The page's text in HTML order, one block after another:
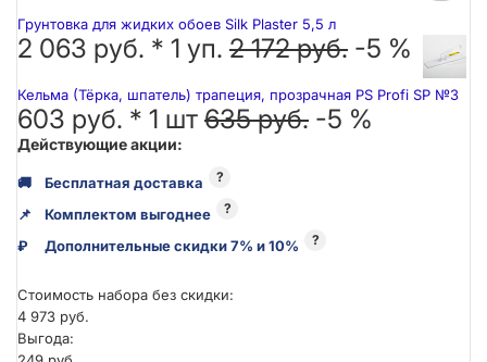
Грунтовка для жидких обоев Silk Plaster 5,5 л
2 063 руб. * 1 уп. 2 172 руб. -5 %
Кельма (Тёрка, шпатель) трапеция, прозрачная PS Profi SP №3
603 руб. * 1 шт 635 руб. -5 %
Действующие акции:
🚚 Бесплатная доставка ?
📌 Комплектом выгоднее ?
₽ Дополнительные скидки 7% и 10% ?
Стоимость набора без скидки:
4 973 руб.
Выгода: